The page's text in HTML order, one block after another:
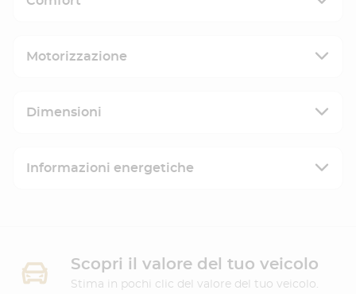
Motorizzazione
Dimensioni
Informazioni energetiche
Scopri il valore del tuo veicolo
Stima in pochi clic del valore del tuo veicolo.